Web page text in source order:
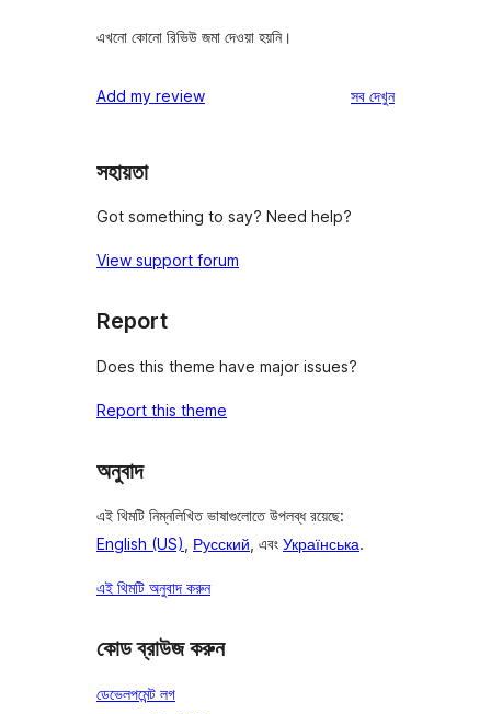
এখনো কোনো রিভিউ জমা দেওয়া হয়নি।
Add my review সবরিভিউ
দেখুন
সহায়তা
Got something to say? Need help?
View support forum
Report
Does this theme have major issues?
Report this theme
অনুবাদ
এই থিমটি নিম্নলিখিত ভাষাগুলোতে উপলব্ধ রয়েছে:
English (US), Русский, এবং Українська.
এই থিমটি অনুবাদ করুন
কোড ব্রাউজ করুন
ডেভেলপমেন্ট লগ